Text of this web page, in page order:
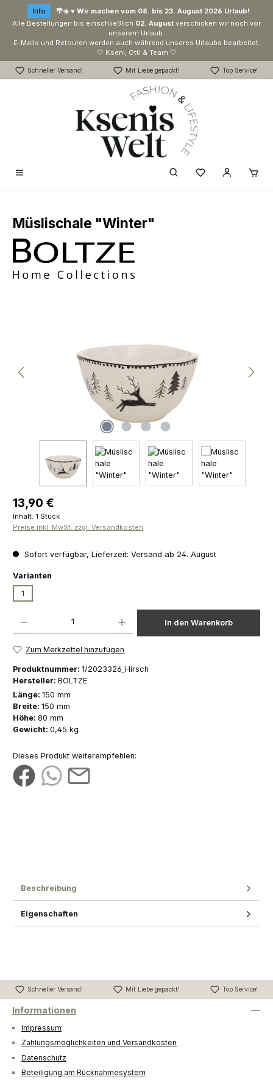
Zum Hauptinhalt springen
Info
🌴☀️ ♥ Wir machen vom 08. bis 23. August 2026 Urlaub!
Alle Bestellungen bis einschließlich 02. August verschicken wir noch vor
unserem Urlaub.
E-Mails und Retouren werden auch während unseres Urlaubs bearbeitet.
🤍 Kseni, Otti & Team 🤍
Schneller Versand! Mit Liebe gepackt! Top Service!
Du hast 0
Müslischale "Winter"
Regulärer Preis:
13,90 €
Inhalt: 1 Stück
Preise inkl. MwSt. zzgl. Versandkosten
Sofort verfügbar, Lieferzeit: Versand ab 24. August
Varianten
1
In den Warenkorb
Zum Merkzettel hinzufügen
Produktnummer: 1/2023326_Hirsch
Hersteller: BOLTZE
Länge: 150 mm
Breite: 150 mm
Höhe: 80 mm
Gewicht: 0,45 kg
Dieses Produkt weiterempfehlen:
Beschreibung
Eigenschaften
Schneller Versand! Mit Liebe gepackt! Top Service!
Informationen
Impressum
Zahlungsmöglichkeiten und Versandkosten
Datenschutz
Beteiligung am Rücknahmesystem